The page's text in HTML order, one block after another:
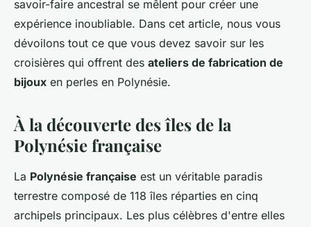
savoir-faire ancestral se mêlent pour créer une
expérience inoubliable. Dans cet article, nous vous
dévoilons tout ce que vous devez savoir sur les
croisières qui offrent des ateliers de fabrication de
bijoux en perles en Polynésie.
À la découverte des îles de la
Polynésie française
La Polynésie française est un véritable paradis
terrestre composé de 118 îles réparties en cinq
archipels principaux. Les plus célèbres d'entre elles